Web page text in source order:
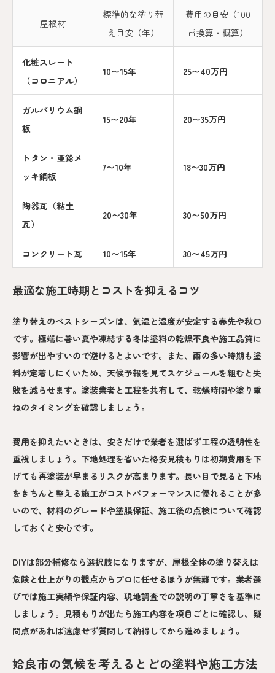
屋根材
標準的な塗り替
え目安（年）
費用の目安（100
㎡換算・概算）
化粧スレート
（コロニアル）
10〜15年 25〜40万円
ガルバリウム鋼
板
15〜20年 20〜35万円
トタン・亜鉛メ
ッキ鋼板
7〜10年 18〜30万円
陶器瓦（粘土
瓦）
20〜30年 30〜50万円
コンクリート瓦 10〜15年 30〜45万円
最適な施工時期とコストを抑えるコツ
塗り替えのベストシーズンは、気温と湿度が安定する春先や秋口
です。極端に暑い夏や凍結する冬は塗料の乾燥不良や施工品質に
影響が出やすいので避けるとよいです。また、雨の多い時期も塗
料が定着しにくいため、天候予報を見てスケジュールを組むと失
敗を減らせます。塗装業者と工程を共有して、乾燥時間や塗り重
ねのタイミングを確認しましょう。
費用を抑えたいときは、安さだけで業者を選ばず工程の透明性を
重視しましょう。下地処理を省いた格安見積もりは初期費用を下
げても再塗装が早まるリスクが高まります。長い目で見ると下地
をきちんと整える施工がコストパフォーマンスに優れることが多
いので、材料のグレードや塗膜保証、施工後の点検について確認
しておくと安心です。
DIYは部分補修なら選択肢になりますが、屋根全体の塗り替えは
危険と仕上がりの観点からプロに任せるほうが無難です。業者選
びでは施工実績や保証内容、現地調査での説明の丁寧さを基準に
しましょう。見積もりが出たら施工内容を項目ごとに確認し、疑
問点があれば遠慮せず質問して納得してから進めましょう。
姶良市の気候を考えるとどの塗料や施工方法